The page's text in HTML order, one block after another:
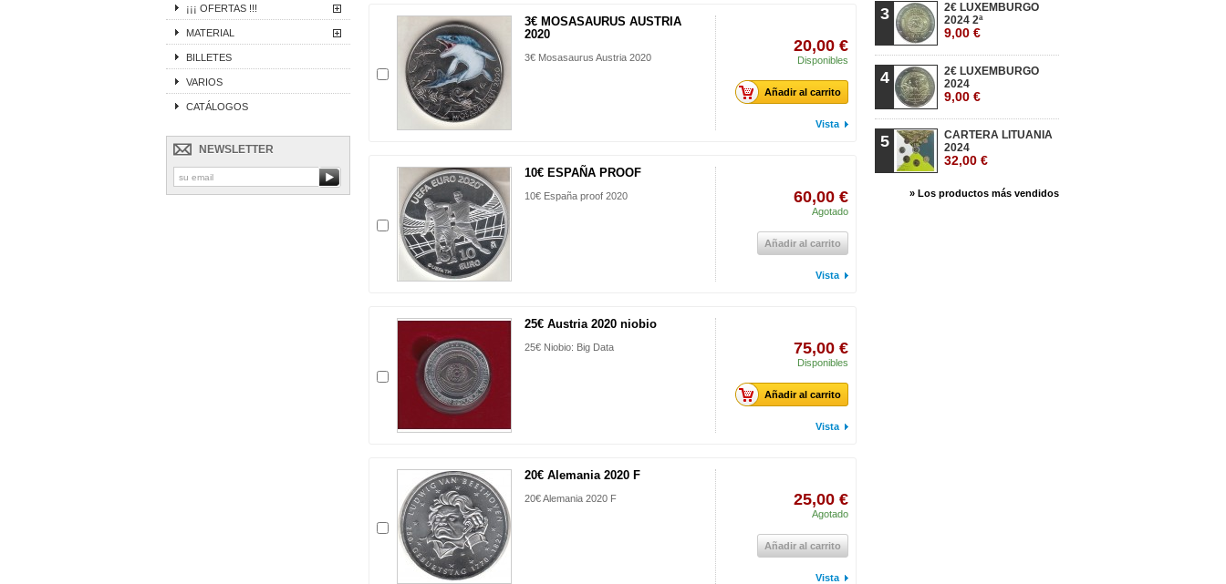
¡¡¡ OFERTAS !!!
MATERIAL
BILLETES
VARIOS
CATÁLOGOS
NEWSLETTER
3€ MOSASAURUS AUSTRIA
2020
3€ Mosasaurus Austria 2020
20,00 €
Disponibles
Añadir al carrito
Vista
10€ ESPAÑA PROOF
10€ España proof 2020 60,00 €
Agotado
Añadir al carrito
Vista
25€ Austria 2020 niobio
25€ Niobio: Big Data 75,00 €
Disponibles
Añadir al carrito
Vista
20€ Alemania 2020 F
20€ Alemania 2020 F 25,00 €
Agotado
Añadir al carrito
Vista
3
2€ LUXEMBURGO
2024 2ª
9,00 €
4
2€ LUXEMBURGO
2024
9,00 €
5
CARTERA LITUANIA
2024
32,00 €
» Los productos más vendidos